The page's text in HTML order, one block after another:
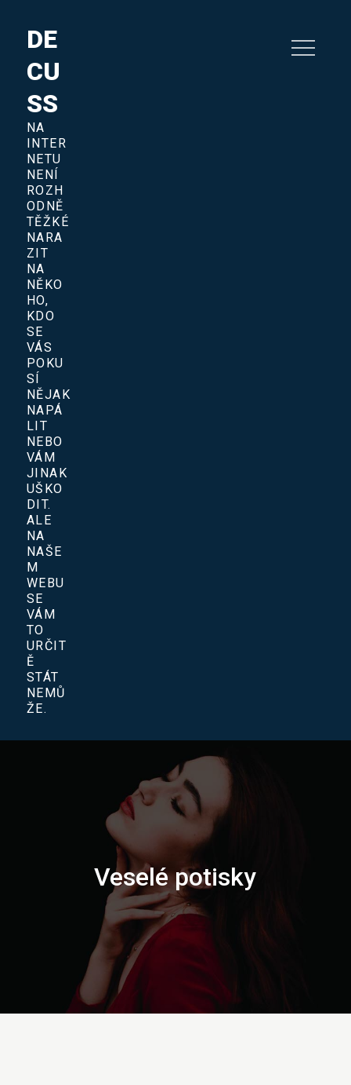
DE
CU
SS
NA
INTER
NETU
NENÍ
ROZH
ODNĚ
TĚŽKÉ
NARA
ZIT
NA
NĚKO
HO,
KDO
SE
VÁS
POKU
SÍ
NĚJAK
NAPÁ
LIT
NEBO
VÁM
JINAK
UŠKO
DIT.
ALE
NA
NAŠE
M
WEBU
SE
VÁM
TO
URČIT
Ě
STÁT
NEMŮ
ŽE.
Veselé potisky